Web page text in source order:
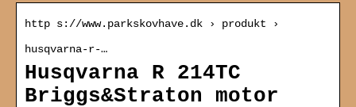
http s://www.parkskovhave.dk › produkt ›
husqvarna-r-…
Husqvarna R 214TC
Briggs&Straton motor